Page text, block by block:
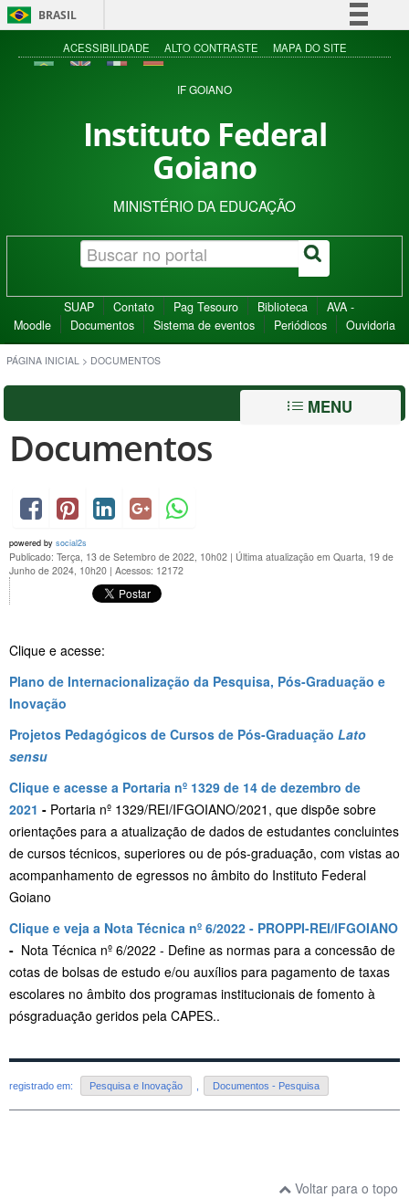
BRASIL
Simplifique!
Acesso à informação
ACESSIBILIDADE ALTO CONTRASTE MAPA DO SITE
IF GOIANO
Instituto Federal
Goiano
MINISTÉRIO DA EDUCAÇÃO
SUAP Contato Pag Tesouro Biblioteca
AVA -
Moodle
Documentos Sistema de eventos Periódicos Ouvidoria
PÁGINA INICIAL > DOCUMENTOS
MENU
Documentos
powered by social2s
Publicado: Terça, 13 de Setembro de 2022, 10h02 | Última atualização em Quarta, 19 de
Junho de 2024, 10h20 | Acessos: 12172
Clique e acesse:
Plano de Internacionalização da Pesquisa, Pós-Graduação e
Inovação
Projetos Pedagógicos de Cursos de Pós-Graduação Lato
sensu
Clique e acesse a Portaria nº 1329 de 14 de dezembro de
2021 - Portaria nº 1329/REI/IFGOIANO/2021, que dispõe sobre
orientações para a atualização de dados de estudantes concluintes
de cursos técnicos, superiores ou de pós-graduação, com vistas ao
acompanhamento de egressos no âmbito do Instituto Federal
Goiano
Clique e veja a Nota Técnica nº 6/2022 - PROPPI-REI/IFGOIANO
- Nota Técnica nº 6/2022 - Define as normas para a concessão de
cotas de bolsas de estudo e/ou auxílios para pagamento de taxas
escolares no âmbito dos programas institucionais de fomento à
pósgraduação geridos pela CAPES..
registrado em: Pesquisa e Inovação Documentos - Pesquisa
Voltar para o topo